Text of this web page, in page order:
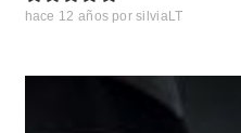
hace 12 años por silviaLT